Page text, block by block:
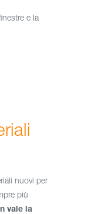
e la
nuovi per
più
vale la